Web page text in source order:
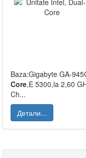
Baza:Gigabyte GA-
Core,E 5300,la 2,60
Ch...
Детали...